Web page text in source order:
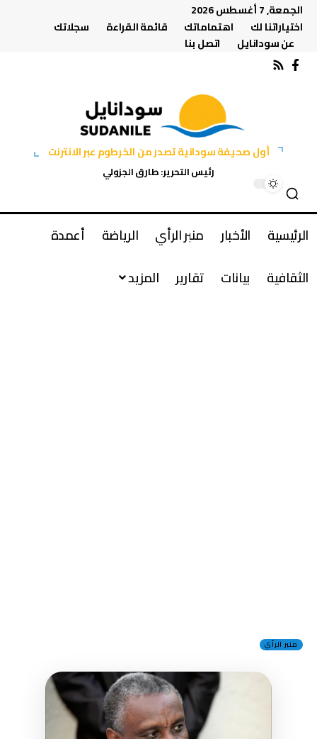
الجمعة, 7 أغسطس 2026
اختياراتنا لك
اهتماماتك قائمة القراءة
سجلاتك
عن سودانايل
اتصل بنا
أول صحيفة سودانية تصدر من الخرطوم عبر الانترنت
رئيس التحرير: طارق الجزولي
الرئيسية الأخبار منبر الرأي الرياضة
أعمدة
الثقافية
بيانات تقارير المزيد
منبر الرأي